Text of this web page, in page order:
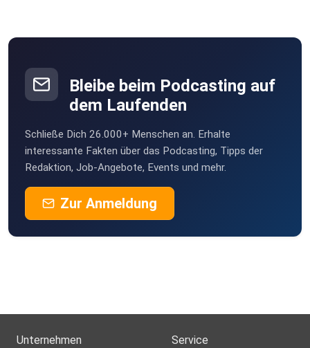
Bleibe beim Podcasting auf
dem Laufenden
Schließe Dich 26.000+ Menschen an. Erhalte
interessante Fakten über das Podcasting, Tipps der
Redaktion, Job-Angebote, Events und mehr.
Zur Anmeldung
Unternehmen Service